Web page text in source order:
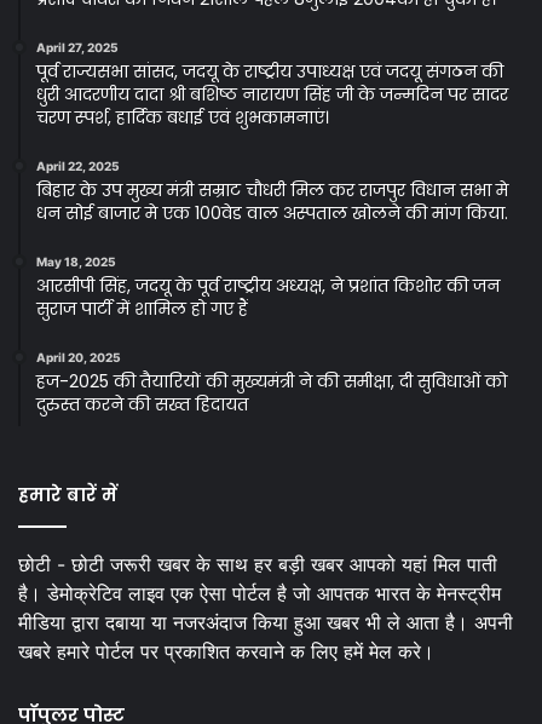
April 27, 2025
पूर्व राज्यसभा सांसद, जदयू के राष्ट्रीय उपाध्यक्ष एवं जदयू संगठन की
धुरी आदरणीय दादा श्री बशिष्ठ नारायण सिंह जी के जन्मदिन पर सादर
चरण स्पर्श, हार्दिक बधाई एवं शुभकामनाएं।
April 22, 2025
बिहार के उप मुख्य मंत्री सम्राट चौधरी मिल कर राजपुर विधान सभा मे
धन सोई बाजार मे एक 100वेड वाल अस्पताल खोलने की मांग किया.
May 18, 2025
आरसीपी सिंह, जदयू के पूर्व राष्ट्रीय अध्यक्ष, ने प्रशांत किशोर की जन
सुराज पार्टी में शामिल हो गए हैं
April 20, 2025
हज-2025 की तैयारियों की मुख्यमंत्री ने की समीक्षा, दी सुविधाओं को
दुरुस्त करने की सख्त हिदायत
हमारे बारें में
छोटी - छोटी जरूरी खबर के साथ हर बड़ी खबर आपको यहां मिल पाती
है। डेमोक्रेटिव लाइव एक ऐसा पोर्टल है जो आपतक भारत के मेनस्ट्रीम
मीडिया द्वारा दबाया या नजरअंदाज किया हुआ खबर भी ले आता है। अपनी
खबरे हमारे पोर्टल पर प्रकाशित करवाने क लिए हमें मेल करे।
पॉपुलर पोस्ट